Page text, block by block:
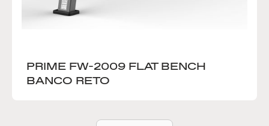
PRIME FW-2009 FLAT BENCH
BANCO RETO